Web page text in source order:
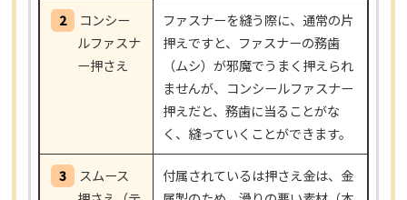
2
コンシー
ルファスナ
ー押さえ
ファスナーを縫う際に、通常の片
押えですと、ファスナーの務歯
（ムシ）が邪魔でうまく押えられ
ませんが、コンシールファスナー
押えだと、務歯に当ることがな
く、縫っていくことができます。
3
スムース
付属されているは押さえ金は、金